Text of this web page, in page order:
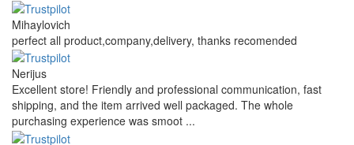
Mihaylovich
perfect all product,company,delivery, thanks recomended
Nerijus
Excellent store! Friendly and professional communication, fast
shipping, and the item arrived well packaged. The whole
purchasing experience was smoot ...